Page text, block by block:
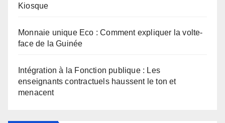
Kiosque
Monnaie unique Eco : Comment expliquer la volte-
face de la Guinée
Intégration à la Fonction publique : Les
enseignants contractuels haussent le ton et
menacent